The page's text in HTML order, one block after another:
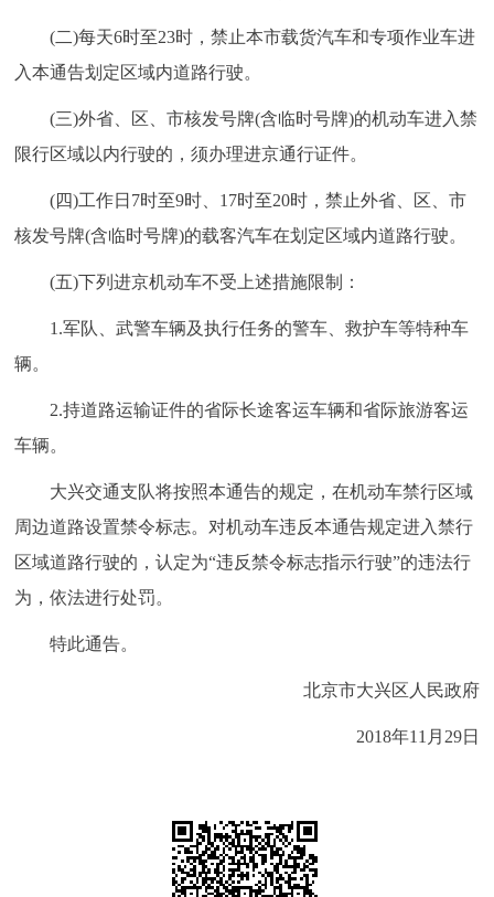
绿色北京 图说北京 视频北京
ENGLISH 한국어
ESPAÑOL العربية
(二)每天6时至23时，禁止本市载货汽车和专项作业车进
入本通告划定区域内道路行驶。
(三)外省、区、市核发号牌(含临时号牌)的机动车进入禁
限行区域以内行驶的，须办理进京通行证件。
(四)工作日7时至9时、17时至20时，禁止外省、区、市
核发号牌(含临时号牌)的载客汽车在划定区域内道路行驶。
(五)下列进京机动车不受上述措施限制：
1.军队、武警车辆及执行任务的警车、救护车等特种车
辆。
2.持道路运输证件的省际长途客运车辆和省际旅游客运
车辆。
大兴交通支队将按照本通告的规定，在机动车禁行区域
周边道路设置禁令标志。对机动车违反本通告规定进入禁行
区域道路行驶的，认定为“违反禁令标志指示行驶”的违法行
为，依法进行处罚。
特此通告。
北京市大兴区人民政府
2018年11月29日